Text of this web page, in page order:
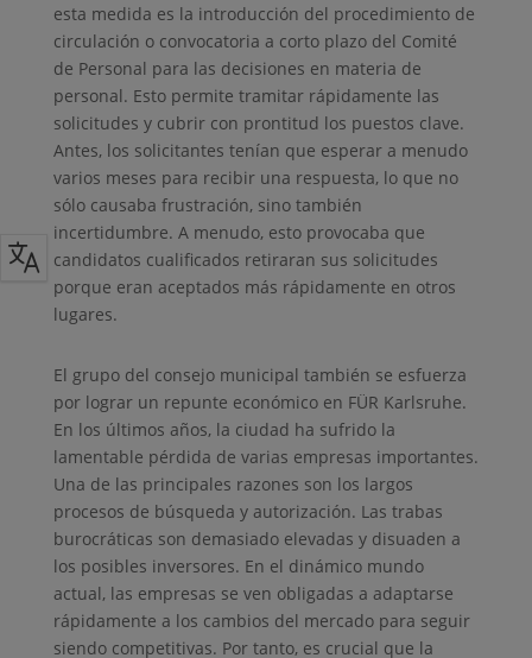
esta medida es la introducción del procedimiento de
circulación o convocatoria a corto plazo del Comité
de Personal para las decisiones en materia de
personal. Esto permite tramitar rápidamente las
solicitudes y cubrir con prontitud los puestos clave.
Antes, los solicitantes tenían que esperar a menudo
varios meses para recibir una respuesta, lo que no
sólo causaba frustración, sino también
incertidumbre. A menudo, esto provocaba que
candidatos cualificados retiraran sus solicitudes
porque eran aceptados más rápidamente en otros
lugares.
El grupo del consejo municipal también se esfuerza
por lograr un repunte económico en FÜR Karlsruhe.
En los últimos años, la ciudad ha sufrido la
lamentable pérdida de varias empresas importantes.
Una de las principales razones son los largos
procesos de búsqueda y autorización. Las trabas
burocráticas son demasiado elevadas y disuaden a
los posibles inversores. En el dinámico mundo
actual, las empresas se ven obligadas a adaptarse
rápidamente a los cambios del mercado para seguir
siendo competitivas. Por tanto, es crucial que la